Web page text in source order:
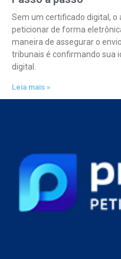
Sem um certificado digital, o
peticionar de forma
maneira de assegurar o
tribunais é confirmando sua
digital.
Leia mais »